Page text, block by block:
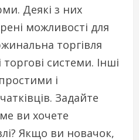
Деякі з них
можливості для
торгівля
системи. Інші
і
Задайте
ви хочете
Якщо ви новачок,